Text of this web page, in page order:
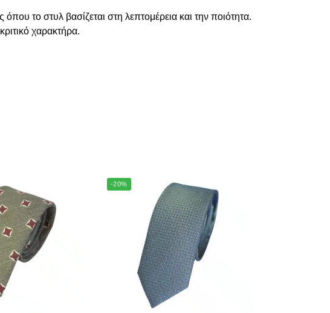
όπου το στυλ βασίζεται στη λεπτομέρεια και την ποιότητα.
χαρακτήρα.
-20%